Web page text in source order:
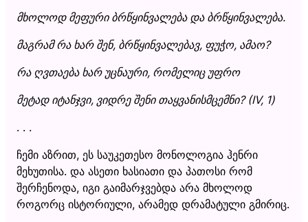
მხოლოდ მეფური ბრწყინვალება და ბრწყინვალება.
მაგრამ რა ხარ შენ, ბრწყინვალებავ, ფუჭო, ამაო?
რა ღვთაება ხარ უცნაური, რომელიც უფრო
მეტად იტანჯვი, ვიდრე შენი თაყვანისმცემნი? (IV, 1)
. . .
ჩემი აზრით, ეს საუკეთესო მონოლოგია ჰენრი
მეხუთისა. და ასეთი ხასიათი და პათოსი რომ
შერჩენოდა, იგი გაიმარჯვებდა არა მხოლოდ
როგორც ისტორიული, არამედ დრამატული გმირიც.